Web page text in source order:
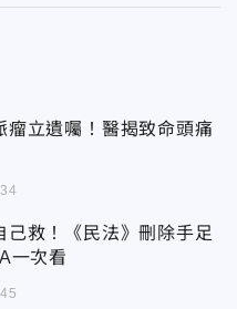
瘤立遺囑！醫揭致命頭痛
己救！《民法》刪除手足
一次看